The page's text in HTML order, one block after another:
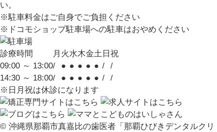
い。
※駐車料金はご自身でご負担ください
※ドコモショップ駐車場への駐車はおやめください
診療時間 月 火水木金土 日 祝
09:00 ～ 13:00/ ● ● ● ● ● /
/
14:30 ～ 18:00/ ● ● ● ● ● /
/
※日月祝は休診になります
© 沖縄県那覇市真嘉比の歯医者「那覇ひびきデンタルクリ